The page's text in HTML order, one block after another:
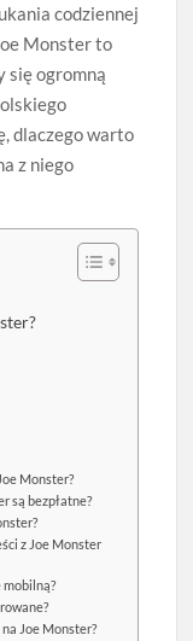
codziennej
Monster to
się ogromną
dlaczego warto
z niego
Monster?
są bezpłatne?
z Joe Monster
na Joe Monster?